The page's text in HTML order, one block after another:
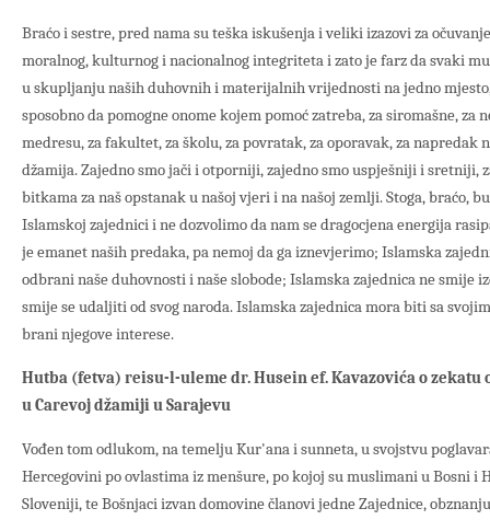
Braćo i sestre, pred nama su teška iskušenja i veliki izazovi za
moralnog, kulturnog i nacionalnog integriteta i zato je farz da svaki
u skupljanju naših duhovnih i materijalnih vrijednosti na jedno
sposobno da pomogne onome kojem pomoć zatreba, za siromašne, za
medresu, za fakultet, za školu, za povratak, za oporavak, za napredak
džamija. Zajedno smo jači i otporniji, zajedno smo uspješniji i sretniji,
bitkama za naš opstanak u našoj vjeri i na našoj zemlji. Stoga, braćo,
Islamskoj zajednici i ne dozvolimo da nam se dragocjena energija
je emanet naših predaka, pa nemoj da ga iznevjerimo; Islamska
odbrani naše duhovnosti i naše slobode; Islamska zajednica ne smije
smije se udaljiti od svog naroda. Islamska zajednica mora biti sa
brani njegove interese.
Hutba (fetva) reisu-l-uleme dr. Husein ef. Kavazovića o zekatu
u Carevoj džamiji u Sarajevu
Vođen tom odlukom, na temelju Kur'ana i sunneta, u svojstvu
Hercegovini po ovlastima iz menšure, po kojoj su muslimani u Bosni i
Sloveniji, te Bošnjaci izvan domovine članovi jedne Zajednice,